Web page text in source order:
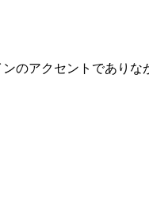
のアクセントであり